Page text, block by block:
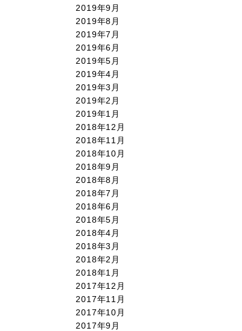
2019年9月
2019年8月
2019年7月
2019年6月
2019年5月
2019年4月
2019年3月
2019年2月
2019年1月
2018年12月
2018年11月
2018年10月
2018年9月
2018年8月
2018年7月
2018年6月
2018年5月
2018年4月
2018年3月
2018年2月
2018年1月
2017年12月
2017年11月
2017年10月
2017年9月